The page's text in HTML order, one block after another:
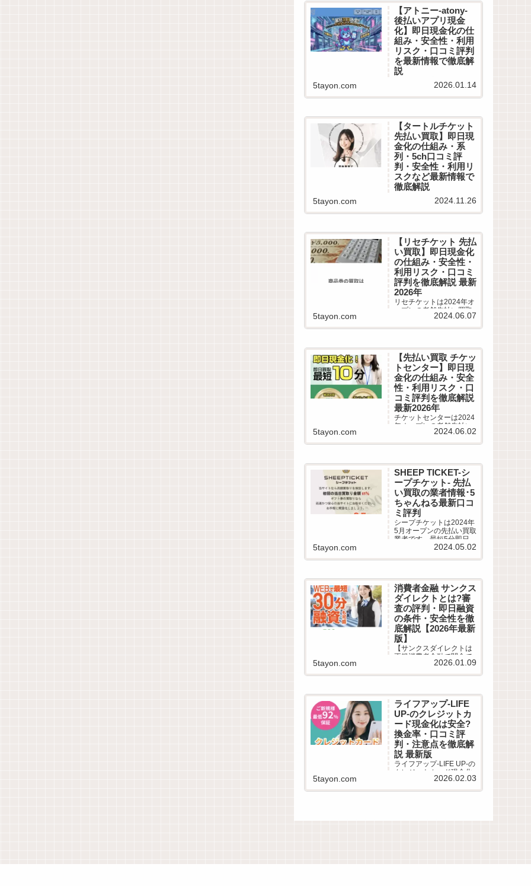
利用者の実際の口コミ評
判を徹底調査しました。
LINE完結の申込方法や特
徴、注意点など最新情報
でわかりやすく解説しま
す。
【アトニー-atony-
後払いアプリ現金
化】即日現金化の仕
組み・安全性・利用
リスク・口コミ評判
を最新情報で徹底解
説
【最大換金率90% アトニ
ー 後払いアプリ現金化】
口コミや最新情報を徹底
から最新換金率相場・振
込スピードまで詳しく紹
介します。
5tayon.com 2026.01.14
【タートルチケット
先払い買取】即日現
金化の仕組み・系
列・5ch口コミ評
判・安全性・利用リ
スクなど最新情報で
徹底解説
タートルチケットは2024
年11月オープンの老舗先
払い買取業者です。即日
報、5ちゃんねるなどから
利用者の実際の口コミ評
判を徹底調査しました。
LINE完結の申込方法や特
徴、注意点など最新情報
でわかりやすく解説しま
す。
5tayon.com 2024.11.26
【リセチケット 先払
い買取】即日現金化
の仕組み・安全性・
利用リスク・口コミ
評判を徹底解説 最新
2026年
リセチケットは2024年オ
ープンの老舗先払い買取
業者です。最短15分で即
ら利用者の実際の口コミ
評判を徹底調査しまし
た。LINE完結の申込方法
や特徴、注意点など最新
情報でわかりやすく解説
します。
5tayon.com 2024.06.07
【先払い買取 チケッ
トセンター】即日現
金化の仕組み・安全
性・利用リスク・口
コミ評判を徹底解説
最新2026年
チケットセンターは2024
年オープンの老舗先払い
買取業者です。最短10分
ミ評判を徹底調査しまし
た。LINE完結の申込方法
や特徴、注意点など最新
情報でわかりやすく解説
します。
5tayon.com 2024.06.02
SHEEP TICKET-シ
ープチケット- 先払
い買取の業者情報･5
ちゃんねる最新口コ
ミ評判
シープチケットは2024年
5月オープンの先払い買取
業者です。最短5分即日現
金化サービスの仕組みや
判を徹底調査しました。
LINE完結の申込方法や特
徴、注意点など最新情報
でわかりやすく解説しま
す。
5tayon.com 2024.05.02
消費者金融 サンクス
ダイレクトとは?審
査の評判・即日融資
の条件・安全性を徹
底解説【2026年最新
版】
【サンクスダイレクトは
正規消費者金融で闇金で
はありません】柔軟な審
有無など気になる評判を
徹底解説。審査落ちが不
安な多重債務者も必見！
最新の借入条件を公開。
5tayon.com 2026.01.09
ライフアップ-LIFE
UP-のクレジットカ
ード現金化は安全?
換金率・口コミ評
判・注意点を徹底解
説 最新版
ライフアップ-LIFE UP-の
クレジットカード現金化
サービスを徹底解説。利
5tayon.com 2026.02.03